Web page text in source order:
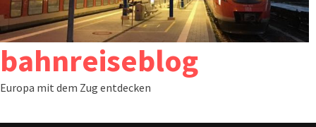
bahnreiseblog
Europa mit dem Zug entdecken